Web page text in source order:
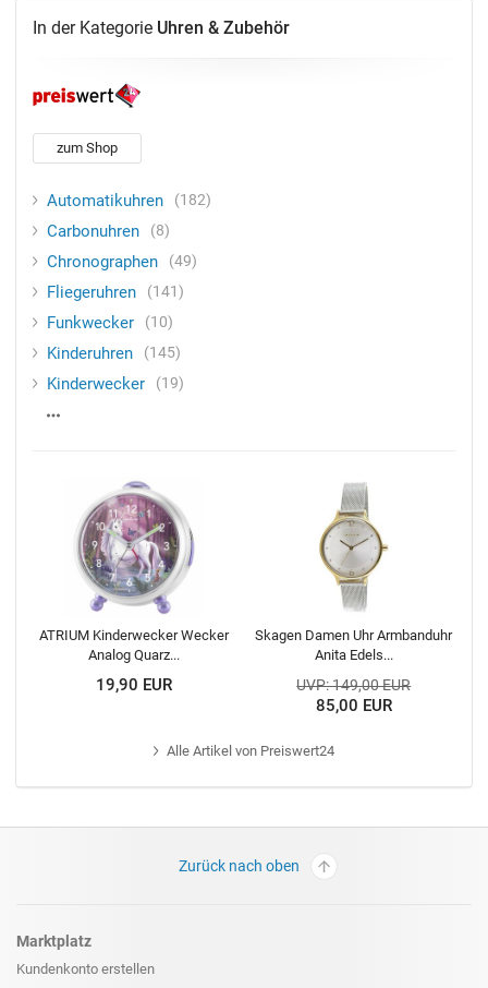
In der Kategorie Uhren & Zubehör
zum Shop
Automatikuhren 182
Carbonuhren 8
Chronographen 49
Fliegeruhren 141
Funkwecker 10
Kinderuhren 145
Kinderwecker 19
ATRIUM Kinderwecker Wecker
Analog Quarz...
19,90 EUR
Skagen Damen Uhr Armbanduhr
Anita Edels...
UVP: 149,00 EUR
85,00 EUR
AlleArtikel von Preiswert24
Zurück nach oben
Marktplatz
Kundenkonto erstellen